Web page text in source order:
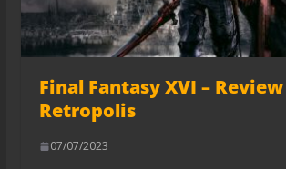
Final Fantasy XVI –
Retropolis
07/07/2023